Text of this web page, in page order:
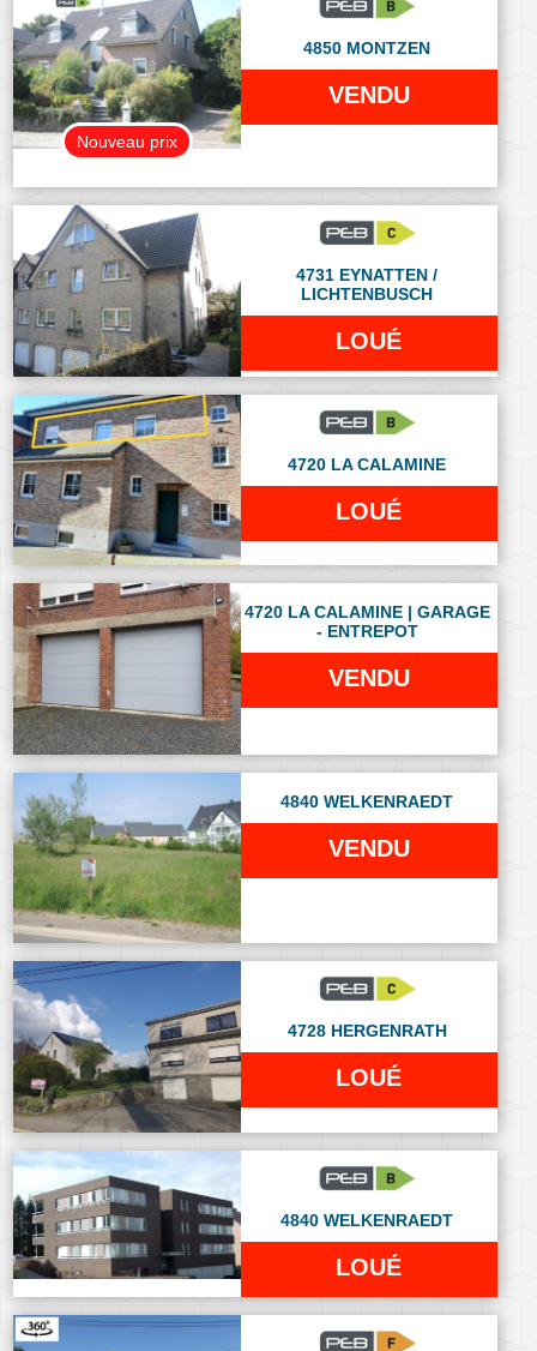
Nouveau prix
4850 MONTZEN
VENDU
4731 EYNATTEN /
LICHTENBUSCH
LOUÉ
4720 LA CALAMINE
LOUÉ
4720 LA CALAMINE | GARAGE
- ENTREPOT
VENDU
4840 WELKENRAEDT
VENDU
4728 HERGENRATH
LOUÉ
4840 WELKENRAEDT
LOUÉ